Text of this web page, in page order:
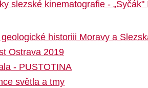
slezské kinematografie - „Syčák"
historiii Moravy a
Ostrava 2019
- PUSTOTINA
světla a tmy